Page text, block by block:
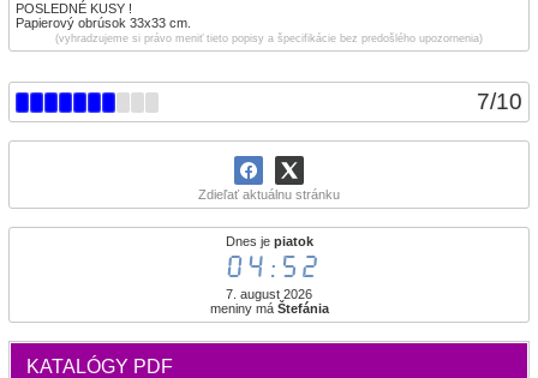
7/10
Zdieľať aktuálnu stránku
Dnes je piatok
04:52
7. august 2026
meniny má Štefánia
KATALÓGY PDF
POSLEDNÉ KUSY !
Papierový obrúsok 33x33 cm.
(vyhradzujeme si právo meniť tieto popisy a špecifikácie bez predošlého upozornenia)